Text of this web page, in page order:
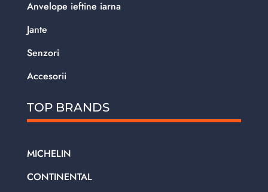
Anvelope ieftine iarna
Jante
Senzori
Accesorii
TOP BRANDS
MICHELIN
CONTINENTAL